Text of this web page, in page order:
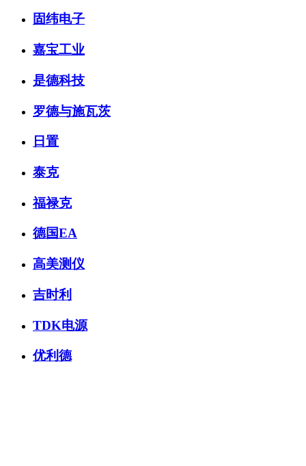
固纬电子
嘉宝工业
是德科技
罗德与施瓦茨
日置
泰克
福禄克
德国EA
高美测仪
吉时利
TDK电源
优利德